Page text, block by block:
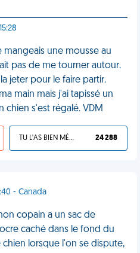
une mousse au
pas de me tourner autour.
jeter pour le faire partir.
main mais j'ai tapissé un
chien s'est régalé. VDM
TU L'AS BIEN MÉRITÉ 24 288
- Canada
copain a un sac de
caché dans le fond du
lorsque l'on se dispute,